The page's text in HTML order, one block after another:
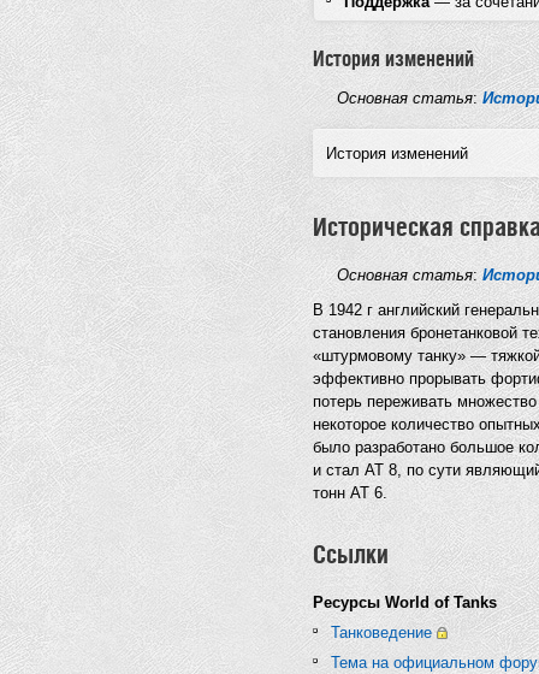
История изменений
Основная статья:
История изменений
Историческая
Основная статья:
В 1942 г английский
становления бронетанковой
«штурмовому танку» —
эффективно прорывать
потерь переживать
некоторое количество
было разработано большое
и стал АТ 8, по сути
тонн АТ 6.
Ссылки
Ресурсы World of Tanks
Танковедение
Тема на официальном